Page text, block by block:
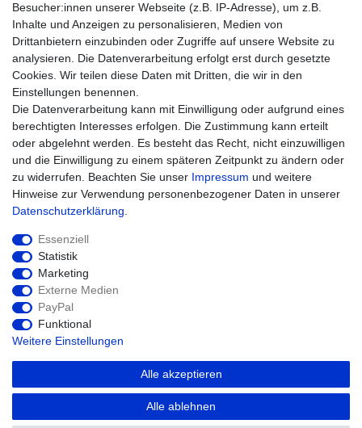
Einkaufen
Zahlungsarten
Versandarten & -kosten
Widerrufsrecht
Warenkorb
Zur Kasse
Hilfe
Daten­schutz­erklärung
© Copyright 2026 agriTek | Alle Rechte
vorbehalten.
Besucher:innen unserer Webseite (z.B. IP-Adresse), um z.B.
Inhalte und Anzeigen zu personalisieren, Medien von
Drittanbietern einzubinden oder Zugriffe auf unsere Website zu
analysieren. Die Datenverarbeitung erfolgt erst durch gesetzte
Cookies. Wir teilen diese Daten mit Dritten, die wir in den
Einstellungen benennen.
Die Datenverarbeitung kann mit Einwilligung oder aufgrund eines
berechtigten Interesses erfolgen. Die Zustimmung kann erteilt
oder abgelehnt werden. Es besteht das Recht, nicht einzuwilligen
und die Einwilligung zu einem späteren Zeitpunkt zu ändern oder
zu widerrufen. Beachten Sie unser Impressum und weitere
Hinweise zur Verwendung personenbezogener Daten in unserer
Daten­schutz­erklärung
Essenziell
Statistik
Marketing
Externe Medien
PayPal
Funktional
Weitere Einstellungen
Alle akzeptieren
Alle ablehnen